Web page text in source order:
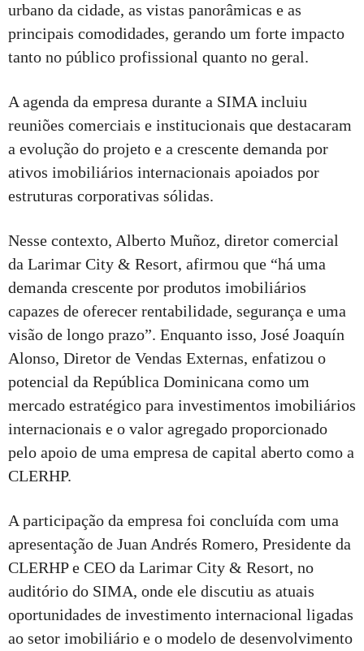
urbano da cidade, as vistas panorâmicas e as
principais comodidades, gerando um forte impacto
tanto no público profissional quanto no geral.
A agenda da empresa durante a SIMA incluiu
reuniões comerciais e institucionais que destacaram
a evolução do projeto e a crescente demanda por
ativos imobiliários internacionais apoiados por
estruturas corporativas sólidas.
Nesse contexto, Alberto Muñoz, diretor comercial
da Larimar City & Resort, afirmou que “há uma
demanda crescente por produtos imobiliários
capazes de oferecer rentabilidade, segurança e uma
visão de longo prazo”. Enquanto isso, José Joaquín
Alonso, Diretor de Vendas Externas, enfatizou o
potencial da República Dominicana como um
mercado estratégico para investimentos imobiliários
internacionais e o valor agregado proporcionado
pelo apoio de uma empresa de capital aberto como a
CLERHP.
A participação da empresa foi concluída com uma
apresentação de Juan Andrés Romero, Presidente da
CLERHP e CEO da Larimar City & Resort, no
auditório do SIMA, onde ele discutiu as atuais
oportunidades de investimento internacional ligadas
ao setor imobiliário e o modelo de desenvolvimento